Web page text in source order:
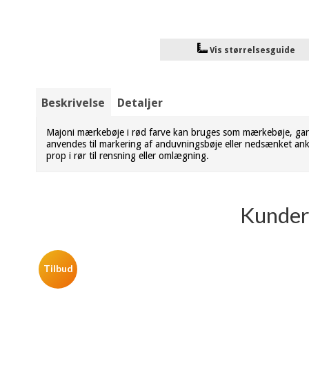
Vis størrelsesguide
Beskrivelse Detaljer
Majoni mærkebøje i rød farve kan bruges som mærkebøje,
anvendes til markering af anduvningsbøje eller nedsænket
prop i rør til rensning eller omlægning.
Tilbud